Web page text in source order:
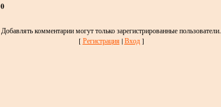
0
Добавлять комментарии могут только зарегистрированные пользователи.
[Регистрация |Вход]